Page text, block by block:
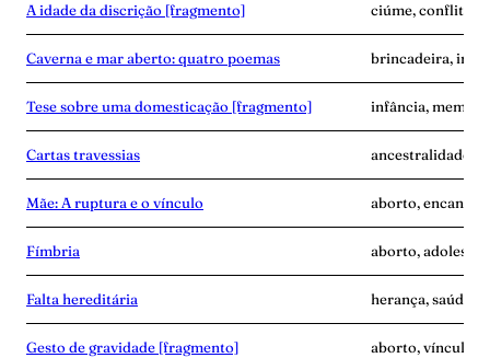
A idade da discrição [fragmento] ciúme, conflito,
Caverna e mar aberto: quatro poemas brincadeira,
Tese sobre uma domesticação [fragmento] infância,
Cartas travessias ancestralidade,
Mãe: A ruptura e o vínculo aborto,
Fímbria aborto,
Falta hereditária herança, saúde
Gesto de gravidade [fragmento] aborto, vínculo